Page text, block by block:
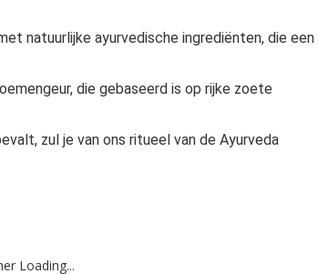
natuurlijke ayurvedische ingrediënten, die een
die gebaseerd is op rijke zoete
zul je van ons ritueel van de Ayurveda
Loading...